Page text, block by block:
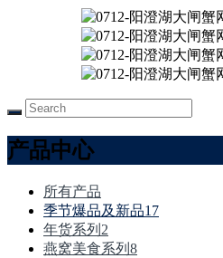
产品中心
所有产品
季节爆品及新品17
年货系列 2
燕窝美食系列 8